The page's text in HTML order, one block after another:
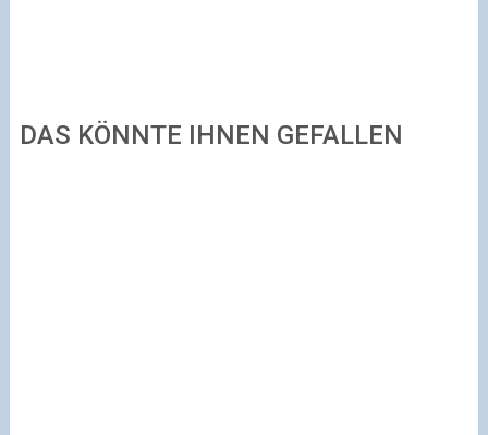
DAS KÖNNTE IHNEN GEFALLEN